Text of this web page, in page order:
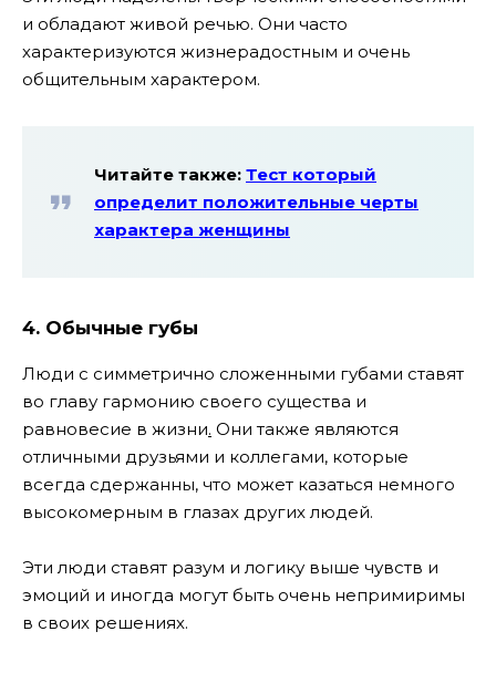
и обладают живой речью. Они часто
характеризуются жизнерадостным и очень
общительным характером.
Читайте также: Тест который
определит положительные черты
характера женщины
4. Обычные губы
Люди с симметрично сложенными губами ставят
во главу гармонию своего существа и
равновесие в жизни. Они также являются
отличными друзьями и коллегами, которые
всегда сдержанны, что может казаться немного
высокомерным в глазах других людей.
Эти люди ставят разум и логику выше чувств и
эмоций и иногда могут быть очень непримиримы
в своих решениях.